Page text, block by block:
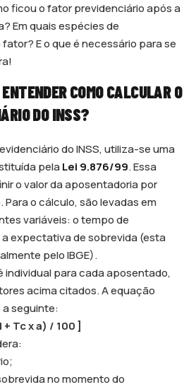
ficou o fator previdenciário após a
Em quais espécies de
E o que é necessário para se
COMO CALCULAR O
DO INSS?
do INSS, utiliza-se uma
pela Lei 9.876/99. Essa
o valor da aposentadoria por
o cálculo, são levadas em
variáveis: o tempo de
expectativa de sobrevida (esta
pelo IBGE).
individual para cada aposentado,
acima citados. A equação
seguinte:
Tc x a) / 100 ]
no momento do